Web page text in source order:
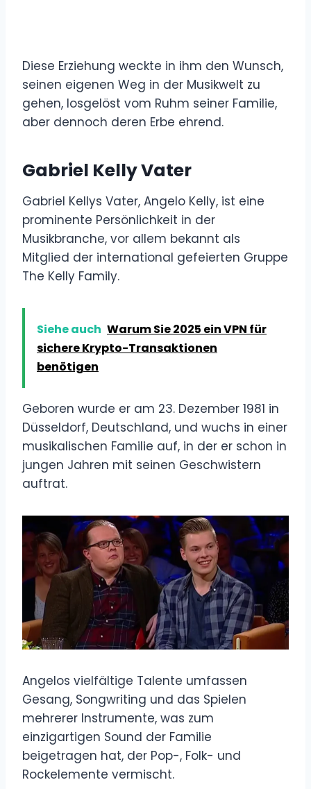
Diese Erziehung weckte in ihm den Wunsch,
seinen eigenen Weg in der Musikwelt zu
gehen, losgelöst vom Ruhm seiner Familie,
aber dennoch deren Erbe ehrend.
Gabriel Kelly Vater
Gabriel Kellys Vater, Angelo Kelly, ist eine
prominente Persönlichkeit in der
Musikbranche, vor allem bekannt als
Mitglied der international gefeierten Gruppe
The Kelly Family.
Siehe auch Warum Sie 2025 ein VPN für
sichere Krypto-Transaktionen
benötigen
Geboren wurde er am 23. Dezember 1981 in
Düsseldorf, Deutschland, und wuchs in einer
musikalischen Familie auf, in der er schon in
jungen Jahren mit seinen Geschwistern
auftrat.
Angelos vielfältige Talente umfassen
Gesang, Songwriting und das Spielen
mehrerer Instrumente, was zum
einzigartigen Sound der Familie
beigetragen hat, der Pop-, Folk- und
Rockelemente vermischt.